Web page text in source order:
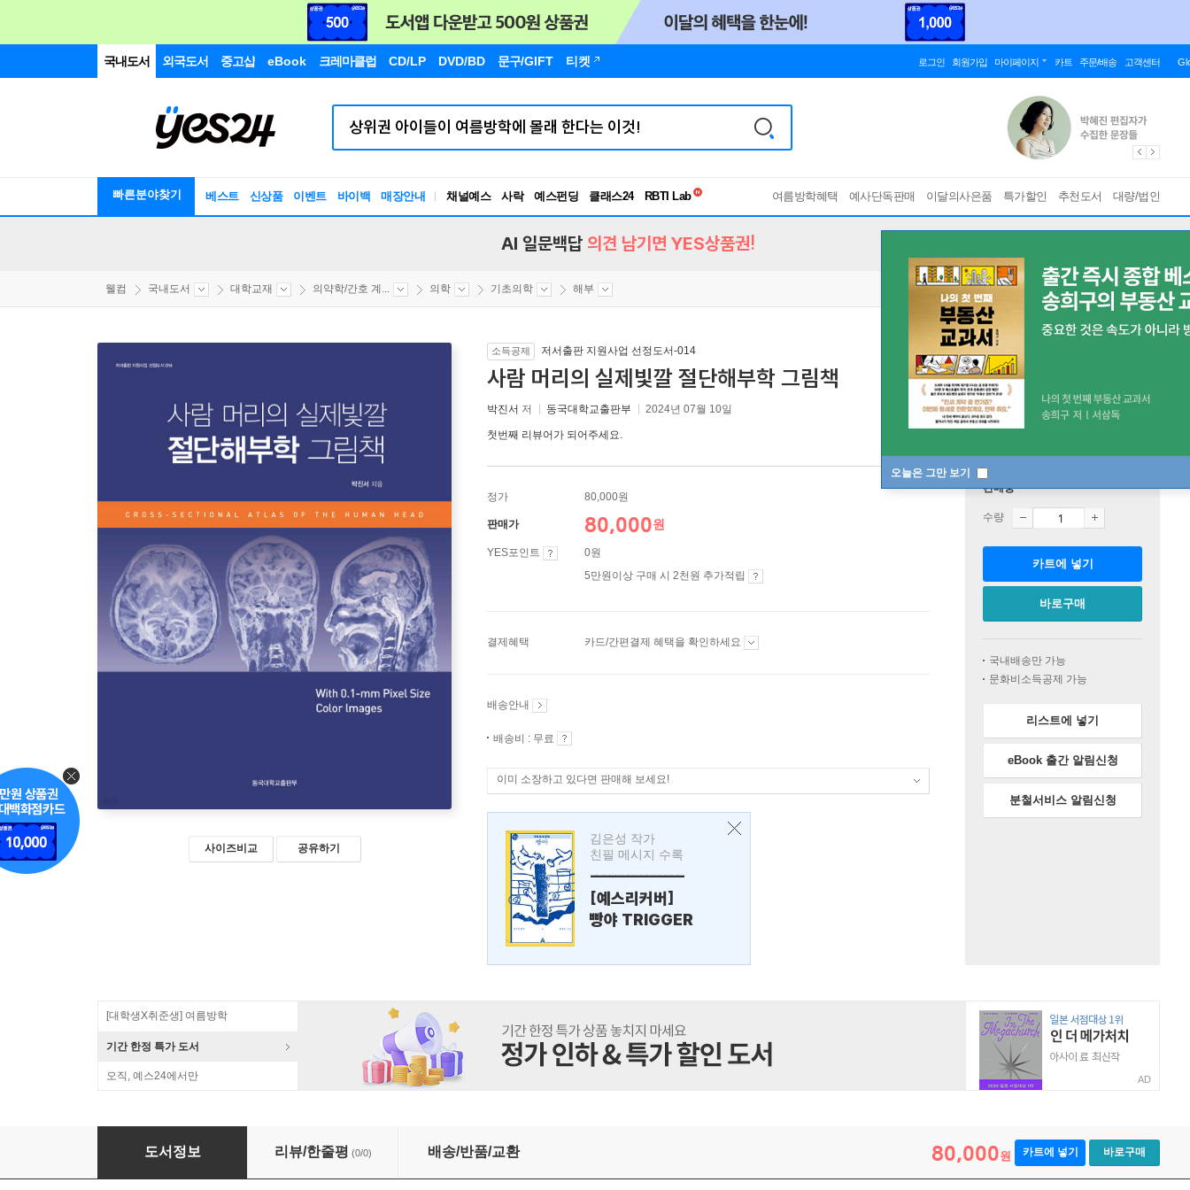
국내도서 외국도서 중고샵 eBook 크레마클럽 CD/LP DVD/BD 문구/GIFT 티켓 로그인 회원가입 마이페이지 카트 주문/배송 고객센터
빠른분야찾기 베스트 신상품 이벤트 바이백 매장안내 채널예스 사락 예스펀딩 클래스24
독서유형검사
여름방학혜택 예사단독판매 이달의사은품 특가할인 추천도서 대량/법인
오늘은 그만 보기
AI 일문백답 의견 남기면 YES상품권!
웰컴 국내도서 대학교재 의약학/간호 계... 의학 기초의학 해부
사이즈비교 공유하기
소득공제 저서출판 지원사업 선정도서-014
사람 머리의 실제빛깔 절단해부학 그림책
박진서 저 동국대학교출판부 2024년 07월 10일
첫번째 리뷰어가 되어주세요.
정가 80,000원
판매가 80,000원
YES포인트
0원
5만원이상 구매 시 2천원 추가적립
결제혜택 카드/간편결제 혜택을 확인하세요
배송안내
배송비 : 무료
이미 소장하고 있다면 판매해 보세요!
김은성 작가
친필 메시지 수록
---------------
[예스리커버]
빵야 TRIGGER
판매중
수량
카트에 넣기
바로구매
국내배송만 가능
문화비소득공제 가능
리스트에 넣기
eBook 출간 알림신청
분철서비스 알림신청
[대학생X취준생] 여름방학
기간 한정 특가 도서
오직, 예스24에서만 AD
사람 머리의 실제빛깔 절단해부학 그림책
도서정보 리뷰/한줄평 (0/0) 배송/반품/교환 80,000원 카트에 넣기 바로구매